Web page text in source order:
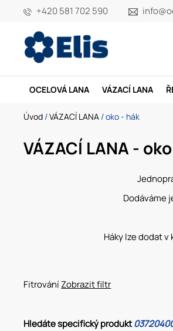
+420 581 702 590
OCELOVÁ LANA VÁZACÍ LANA
Úvod /VÁZACÍ LANA / oko - hák
VÁZACÍ LANA -
Dodáváme
Háky lze dodat
FitrováníZobrazit filtr
Hledáte specifický produkt